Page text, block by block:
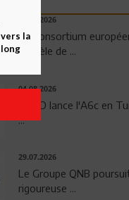
06.08.2026
Un consortium
modèle de ...
04.08.2026
OPPO lance l'A6c en
...
29.07.2026
Le Groupe QNB
rigoureuse ...
la